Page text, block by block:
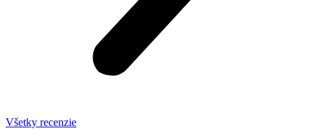
Všetky recenzie